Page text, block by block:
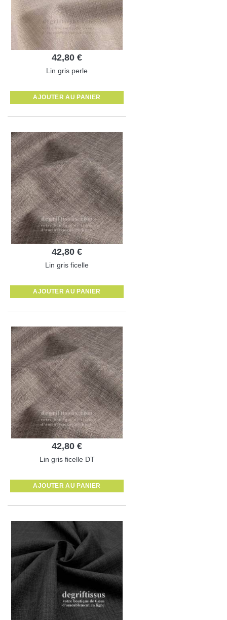
42,80 €
Lin gris perle
AJOUTER AU PANIER
42,80 €
Lin gris ficelle
AJOUTER AU PANIER
42,80 €
Lin gris ficelle DT
AJOUTER AU PANIER